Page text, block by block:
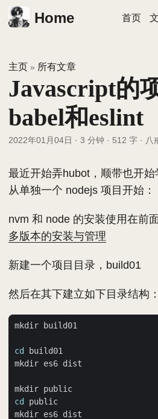
Home 首页
主页 » 所有文章
Javascript的
babel和eslint
2022年01月04日 · 3 分钟 · 512 字 · 八
最近开始弄hubot，顺带也开
从单独一个 nodejs 项目开始：
nvm 和 node 的安装使用在前
多版本的安装与管理
新建一个项目目录，build01
然后在其下建立如下目录结构：
cd
cd